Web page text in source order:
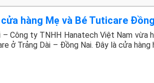
hàng Mẹ và Bé Tuticare
Công ty TNHH Hanatech Việt Nam vừa
ở Trảng Dài – Đồng Nai. Đây là cửa